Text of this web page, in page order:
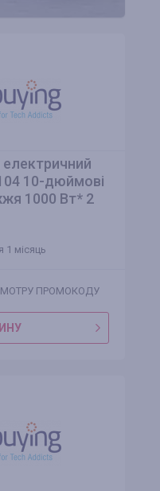
10-дюймові
1000 Вт* 2
місяць
ПРОМОКОДУ